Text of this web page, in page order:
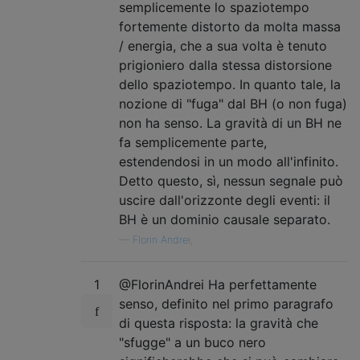
semplicemente lo spaziotempo
fortemente distorto da molta massa
/ energia, che a sua volta è tenuto
prigioniero dalla stessa distorsione
dello spaziotempo. In quanto tale, la
nozione di "fuga" dal BH (o non fuga)
non ha senso. La gravità di un BH ne
fa semplicemente parte,
estendendosi in un modo all'infinito.
Detto questo, sì, nessun segnale può
uscire dall'orizzonte degli eventi: il
BH è un dominio causale separato.
Florin Andrei,
1
@FlorinAndrei Ha perfettamente
senso, definito nel primo paragrafo
di questa risposta: la gravità che
"sfugge" a un buco nero